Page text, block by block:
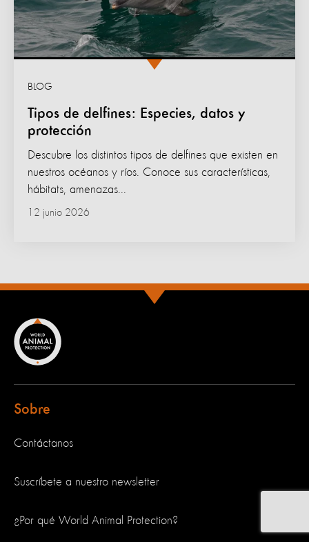
Tipos de delfines: Especies, datos y
protección
BLOG
12 junio 2026
Descubre los distintos tipos de delfines que existen en
nuestros océanos y ríos. Conoce sus características,
hábitats, amenazas...
Sobre
Contáctanos
Suscríbete a nuestro newsletter
¿Por qué World Animal Protection?